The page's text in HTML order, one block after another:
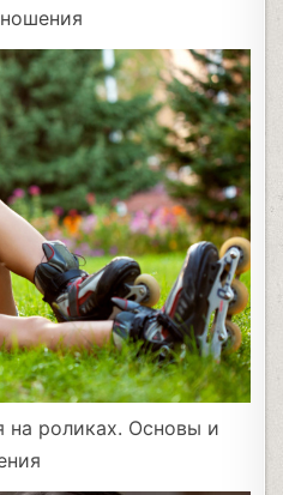
на роликах. Основы и